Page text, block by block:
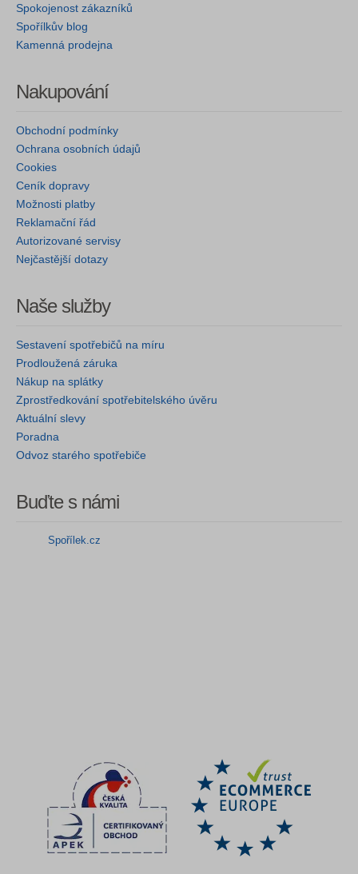
Spokojenost zákazníků
Spořílkův blog
Kamenná prodejna
Nakupování
Obchodní podmínky
Ochrana osobních údajů
Cookies
Ceník dopravy
Možnosti platby
Reklamační řád
Autorizované servisy
Nejčastější dotazy
Naše služby
Sestavení spotřebičů na míru
Prodloužená záruka
Nákup na splátky
Zprostředkování spotřebitelského úvěru
Aktuální slevy
Poradna
Odvoz starého spotřebiče
Buďte s námi
Spořílek.cz